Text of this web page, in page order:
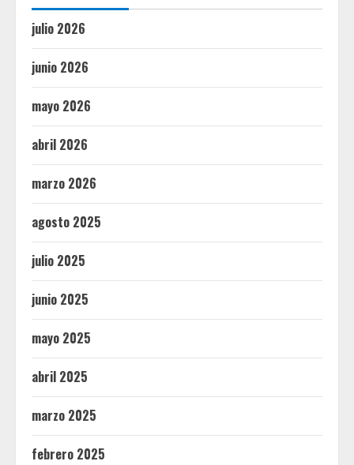
julio 2026
junio 2026
mayo 2026
abril 2026
marzo 2026
agosto 2025
julio 2025
junio 2025
mayo 2025
abril 2025
marzo 2025
febrero 2025